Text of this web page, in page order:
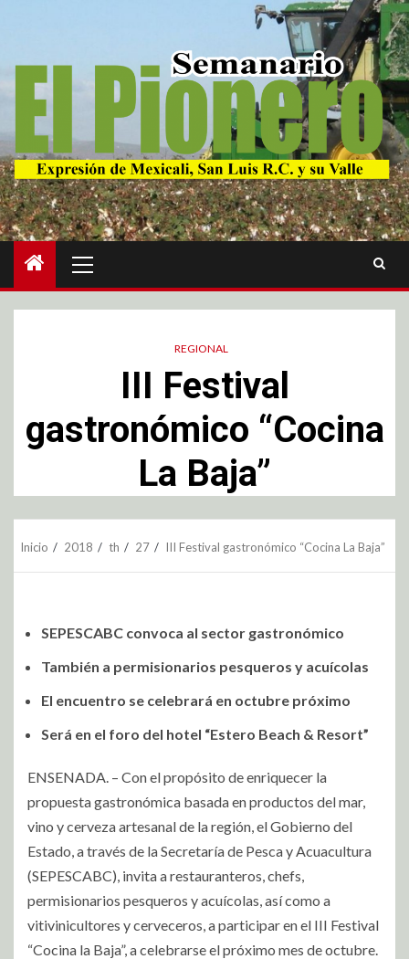
REGIONAL
III Festival
gastronómico “Cocina
La Baja”
Inicio 2018 th 27 III Festival gastronómico “Cocina La Baja”
SEPESCABC convoca al sector gastronómico
También a permisionarios pesqueros y acuícolas
El encuentro se celebrará en octubre próximo
Será en el foro del hotel “Estero Beach & Resort”
ENSENADA. – Con el propósito de enriquecer la
propuesta gastronómica basada en productos del mar,
vino y cerveza artesanal de la región, el Gobierno del
Estado, a través de la Secretaría de Pesca y Acuacultura
(SEPESCABC), invita a restauranteros, chefs,
permisionarios pesqueros y acuícolas, así como a
vitivinicultores y cerveceros, a participar en el III Festival
“Cocina la Baja”, a celebrarse el próximo mes de octubre.